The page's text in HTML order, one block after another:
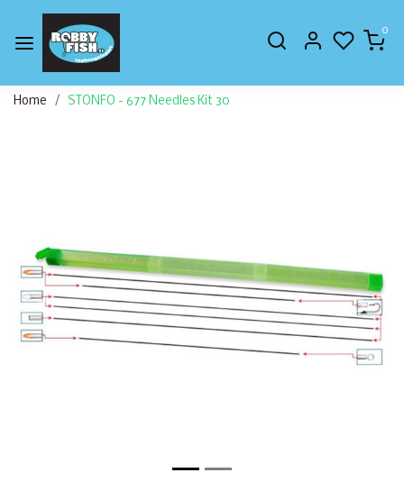
0
Home STONFO - 677 Needles Kit 30
Vorige